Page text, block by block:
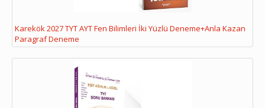
Karekök 2027 TYT AYT Fen Bilimleri İki Yüzlü Deneme+Anla Kazan
Paragraf Deneme